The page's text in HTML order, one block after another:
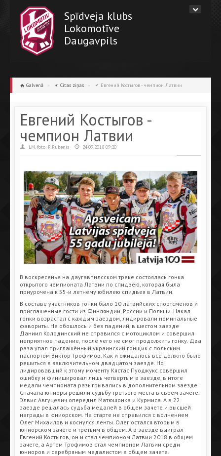
Spīdveja klubs
Lokomotīve
Daugavpils
Galvenā » Citas ziņas » Евгений Костыгов - чемпион Латвии
Евгений Костыгов -
чемпион Латвии
LM, foto: R.Rubenis 24.09.2018 09:20
В воскресенье на даугавпилсском треке состоялась гонка
открытого чемпионата Латвии по спидвею, которая была
приурочена к 55-и летнему юбилею спидвея в Латвии.
В составе участников гонки было 10 латвийских спортсменов и
приглашенные гости из Финляндии, России и Польши. Накал
гонки возрастал с каждым заездом, лидировали номинальные
фавориты. Не обошлось и без падений, в шестом заезде
Даниил Колодинский не справился с мотоциклом и совершил
неприятное падение, после чего не смог продолжить гонку. Два
раза упал приглашённый украинский гонщик с польским
паспортом Виктор Трофимов. Как и ожидалось все должно было
решиться в заключительном двадцатом заезде. Но
лидировавший к этому моменту Кястас Пуоджукс совершил
ошибку и финишировал лишь четвертым в заезде, в итоге
медали чемпионата разыгрывались в дополнительном заезде.
Сначала юниоры решили судьбу третьего места в своем зачете.
Элвис Авгуцевич опередил Матюшонка и Курмиса. А в 22
заезде решалась судьба медалей в общем зачете и высшей
награды в юниорском. На старте не справился с волнением
Олег Михаилов и коснулся ленты. Олег остался вторым в
юниорском зачете и третьим в общем. А в заезде выиграл
Евгений Костыгов, он и стал чемпионом Латвии 2018 в общем
зачете, а Артем Трофимов стал чемпионом Латвии среди
юниоров и серебряным медалистом в общем зачете.